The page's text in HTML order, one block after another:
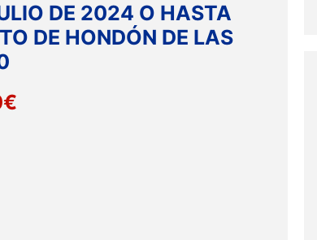
DE 2024 O HASTA
DE HONDÓN DE LAS